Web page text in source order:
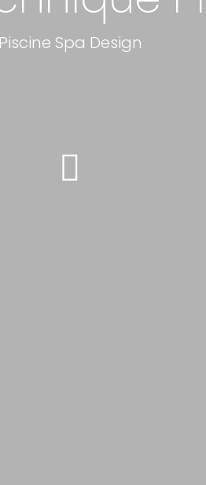
Piscine Spa Design